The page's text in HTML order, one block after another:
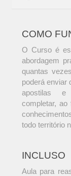
COMO
O Curso é
abordagem
quantas
poderá enviar
apostilas e
completar,
todo território
INCLUSO
Aula para